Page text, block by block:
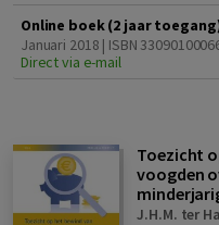
Online boek (2 jaar
Januari 2018 | ISBN
Direct via e-mail
Toezicht
voogden
J.H.M. ter